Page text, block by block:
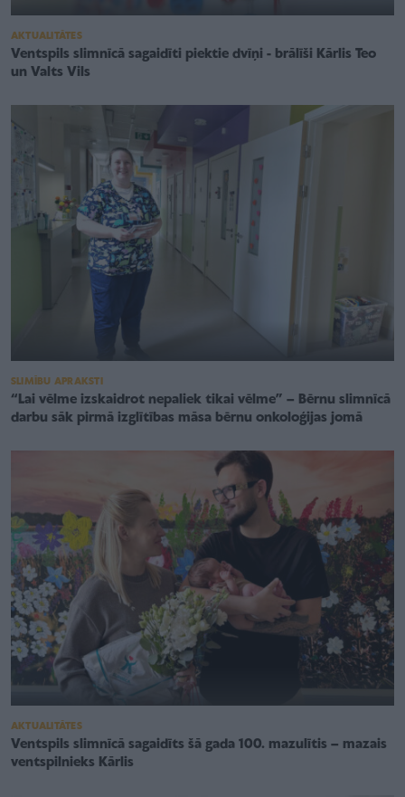
AKTUALITĀTES
Ventspils slimnīcā sagaidīti piektie dvīņi - brālīši Kārlis Teo
un Valts Vils
SLIMĪBU APRAKSTI
“Lai vēlme izskaidrot nepaliek tikai vēlme” – Bērnu slimnīcā
darbu sāk pirmā izglītības māsa bērnu onkoloģijas jomā
AKTUALITĀTES
Ventspils slimnīcā sagaidīts šā gada 100. mazulītis – mazais
ventspilnieks Kārlis